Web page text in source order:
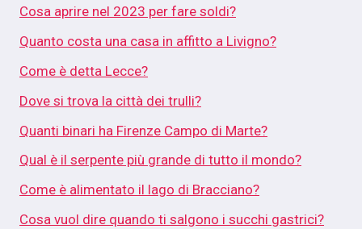
Cosa aprire nel 2023 per fare soldi?
Quanto costa una casa in affitto a Livigno?
Come è detta Lecce?
Dove si trova la città dei trulli?
Quanti binari ha Firenze Campo di Marte?
Qual è il serpente più grande di tutto il mondo?
Come è alimentato il lago di Bracciano?
Cosa vuol dire quando ti salgono i succhi gastrici?